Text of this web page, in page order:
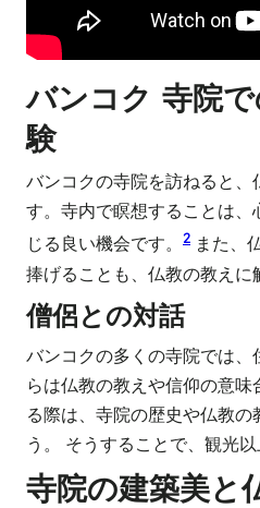
バンコク 寺院
験
バンコクの寺院を訪ねると、
す。寺内で瞑想することは
じる良い機会です。
2 また、
捧げることも、仏教の教えに
僧侶との対話
バンコクの多くの寺院では
らは仏教の教えや信仰の意
る際は、寺院の歴史や仏教の
う。 そうすることで、観光
寺院の建築美と